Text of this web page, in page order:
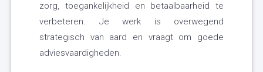
zorg, toegankelijkheid en betaalbaarheid te
verbeteren. Je werk is overwegend
strategisch van aard en vraagt om goede
adviesvaardigheden.